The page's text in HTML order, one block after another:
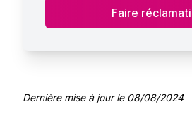
Dernière mise à jour le 08/08/2024